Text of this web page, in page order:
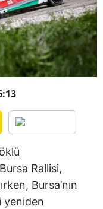
Rallisi,
Bursa’nın
yeniden